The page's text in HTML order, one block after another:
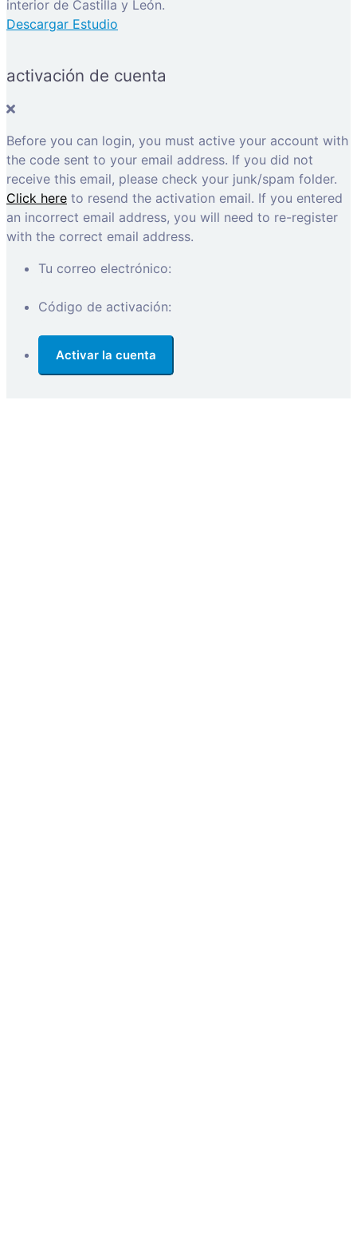
interior de Castilla y León.
Descargar Estudio
activación de cuenta
Before you can login, you must active your account with
the code sent to your email address. If you did not
receive this email, please check your junk/spam folder.
Click here to resend the activation email. If you entered
an incorrect email address, you will need to re-register
with the correct email address.
Tu correo electrónico:
Código de activación: